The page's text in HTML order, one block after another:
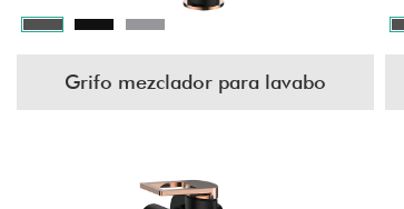
Grifo mezclador para lavabo